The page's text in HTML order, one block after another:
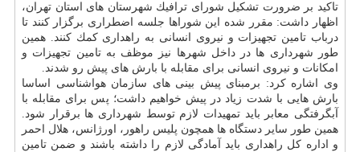
تاكید بر ضرورت تشكیل شورای ترافیك شهرستان های استان تهران،
اظهار داشت: مقرر شده این شوراها جلسه اضطراری برگزار كنند تا
درباب تامین تجهیزات و نیروی انسانی به راهداری كمك كنند. همین
طور شهرداری ها در داخل شهرها نیز موظف به تامین تجهیزات و
امكانات و نیروی انسانی برای مقابله با بارش های پیش رو شدند.
وی اشاره كرد: برمبنای پیش بینی های سازمان هواشناسی اساسا
بارش هایی با شدت زیاد در پیش خواهیم داشت؛ پس برای مقابله با
آبگرفتگی معابر باید تمهیدات لازم توسط شهرداری ها برقرار شود.
همین طور سایر دستگاه ها همچون پلیس راهور، اورژانس، هلال احمر
و اداره كل راهداری باید آمادگی لازم را داشته باشند و ضمن تامین